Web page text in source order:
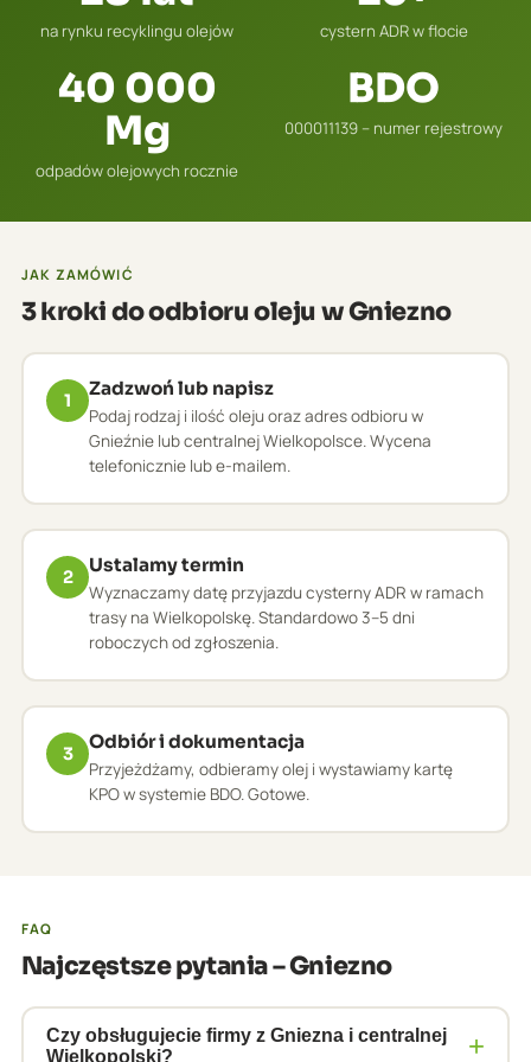
na rynku recyklingu olejów cystern ADR w flocie
40 000
Mg
odpadów olejowych rocznie
BDO
000011139 – numer rejestrowy
JAK ZAMÓWIĆ
3 kroki do odbioru oleju w Gniezno
1
Zadzwoń lub napisz
Podaj rodzaj i ilość oleju oraz adres odbioru w
Gnieźnie lub centralnej Wielkopolsce. Wycena
telefonicznie lub e-mailem.
2
Ustalamy termin
Wyznaczamy datę przyjazdu cysterny ADR w ramach
trasy na Wielkopolskę. Standardowo 3–5 dni
roboczych od zgłoszenia.
3
Odbiór i dokumentacja
Przyjeżdżamy, odbieramy olej i wystawiamy kartę
KPO w systemie BDO. Gotowe.
FAQ
Najczęstsze pytania – Gniezno
Czy obsługujecie firmy z Gniezna i centralnej
Wielkopolski?
+